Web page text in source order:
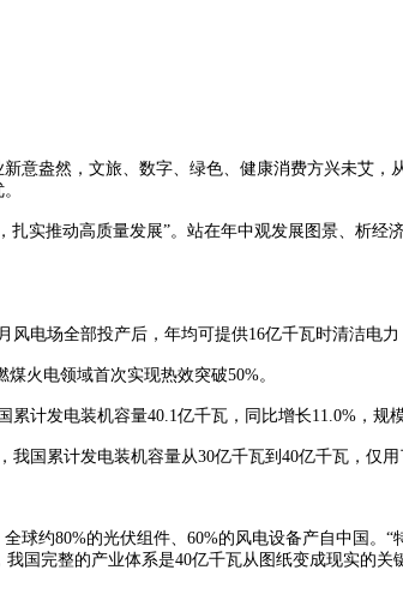
盎然，文旅、数字、绿色、健康消费方兴未艾，
推动高质量发展”。站在年中观发展图景、析经
场全部投产后，年均可提供16亿千瓦时清洁电力
火电领域首次实现热效突破50%。
发电装机容量40.1亿千瓦，同比增长11.0%，规模
国累计发电装机容量从30亿千瓦到40亿千瓦，仅用
约80%的光伏组件、60%的风电设备产自中国。“
国完整的产业体系是40亿千瓦从图纸变成现实的关